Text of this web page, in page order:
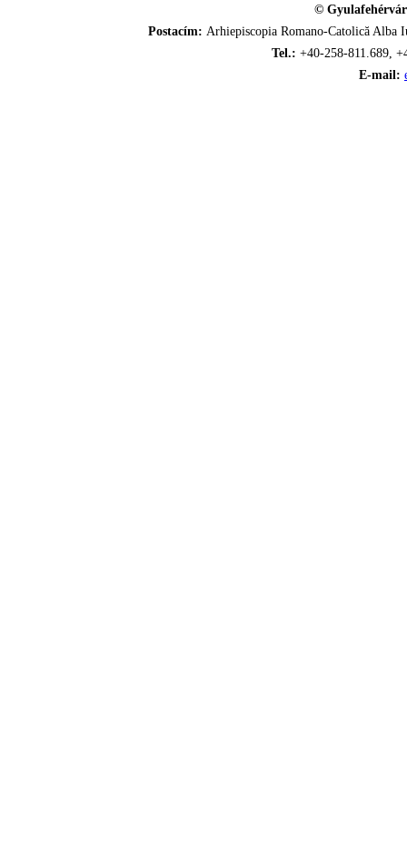
©
Postacím: Arhiepiscopia Romano-Catolică
Tel.: +40-258-811.689,
E-mail: